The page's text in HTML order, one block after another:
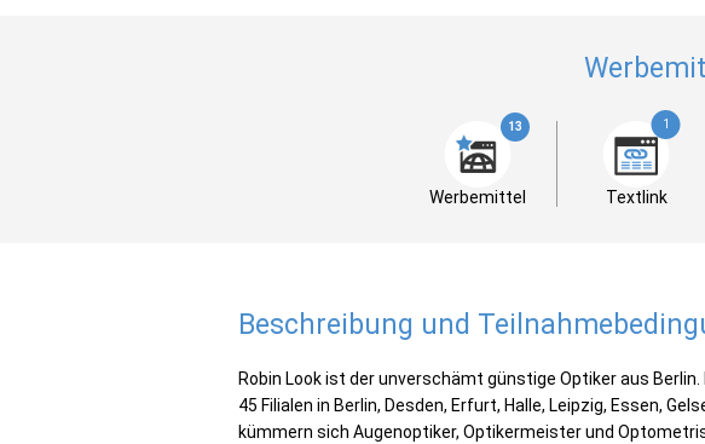
13
Werbemittel
1
Textlink
Beschreibung und
Robin Look ist der unverschämt günstige Optiker aus
45 Filialen in Berlin, Desden, Erfurt, Halle, Leipzig, Essen,
kümmern sich Augenoptiker, Optikermeister und